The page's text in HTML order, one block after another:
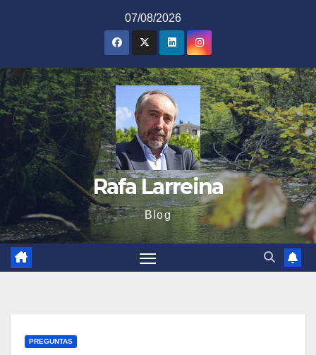
07/08/2026
Rafa Larreina
Blog
PREGUNTAS